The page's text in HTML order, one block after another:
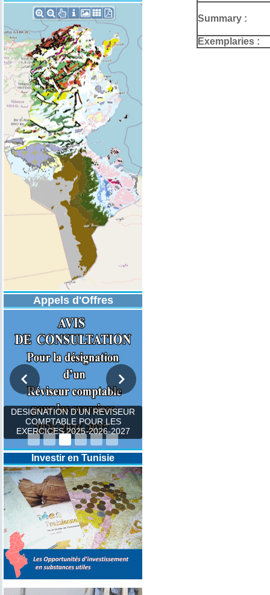
Appels d'Offres
DESIGNATION D’UN REVISEUR
COMPTABLE POUR LES
EXERCICES 2025-2026-2027
Investir en Tunisie
Summary :
Exemplaries :